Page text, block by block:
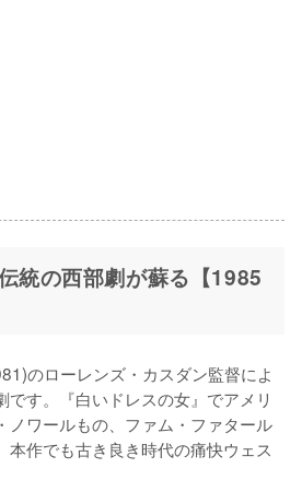
統の西部劇が蘇る【1985
のローレンズ・カスダン監督によ
です。『白いドレスの女』でアメリ
ノワールもの、ファム・ファタール
本作でも古き良き時代の痛快ウェス